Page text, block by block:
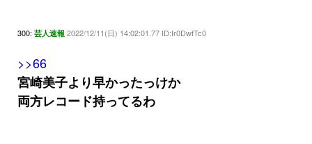
300: 芸人速報 2022/12/11(日) 14:02:01.77 ID:Ir0DwfTc0
>>66
宮崎美子より早かったっけか
両方レコード持ってるわ